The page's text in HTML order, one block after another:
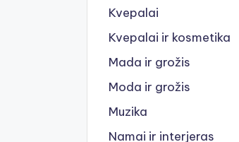
Kvepalai
Kvepalai ir kosmetika
Mada ir grožis
Moda ir grožis
Muzika
Namai ir interjeras